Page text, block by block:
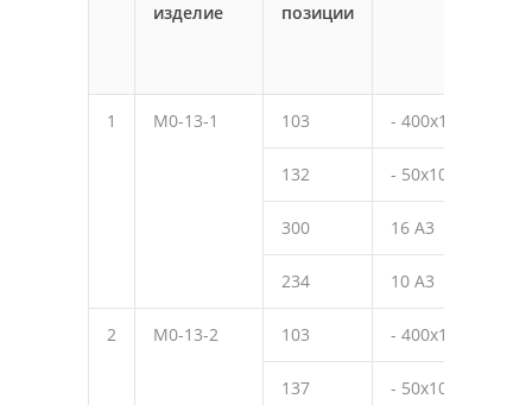
изделие
позиции
1 М0-13-1 103 - 400х10
132 - 50х10
300 16 А3
234 10 А3
2 М0-13-2 103 - 400х10
137 - 50х10